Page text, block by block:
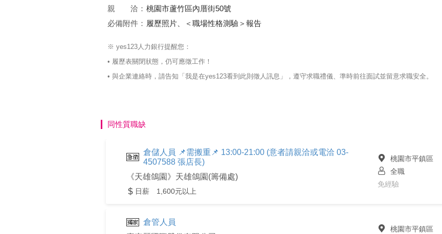
親 洽： 桃園市蘆竹區內厝街50號
必備附件： 履歷照片、＜職場性格測驗＞報告
※ yes123人力銀行提醒您：
• 履歷表關閉狀態，仍可應徵工作！
• 與企業連絡時，請告知「我是在yes123看到此則徵人訊息」，遵守求職禮儀、準時前往面試並留意求職安全。
同性質職缺
倉儲人員 📌需搬重📌 13:00-21:00 (意者請親洽或電洽 03-
4507588 張店長)
《天雄鴿園》天雄鴿園(籌備處)
日薪 1,600元以上
桃園市平鎮區
全職
免經驗
倉管人員
桃園市平鎮區